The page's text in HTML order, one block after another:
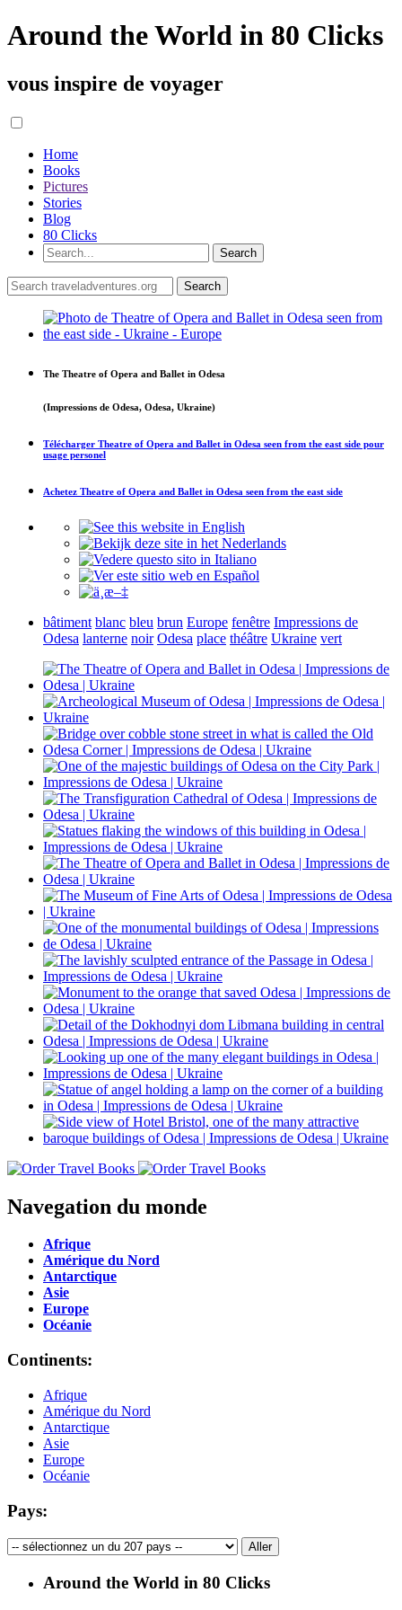
Around the World in 80 Clicks
vous inspire de voyager
Home
Books
Pictures
Stories
Blog
80 Clicks
The Theatre of Opera and Ballet in Odesa
(Impressions de Odesa, Odesa, Ukraine)
Télécharger Theatre of Opera and Ballet in Odesa seen from the east side pour
usage personel
Achetez Theatre of Opera and Ballet in Odesa seen from the east side
bâtiment blanc bleu brun Europe fenêtre Impressions de
Odesa lanterne noir Odesa place théâtre Ukraine vert
Navegation du monde
Afrique
Amérique du Nord
Antarctique
Asie
Europe
Océanie
Continents:
Afrique
Amérique du Nord
Antarctique
Asie
Europe
Océanie
Pays:
Around the World in 80 Clicks